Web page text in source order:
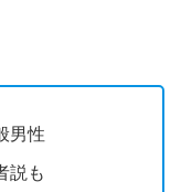
男性
説も